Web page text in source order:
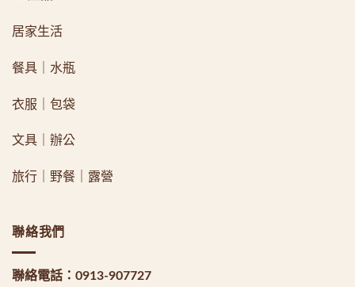
居家生活
餐具｜水瓶
衣服｜包袋
文具｜辦公
旅行｜野餐｜露營
聯絡我們
聯絡電話： 0913-907727